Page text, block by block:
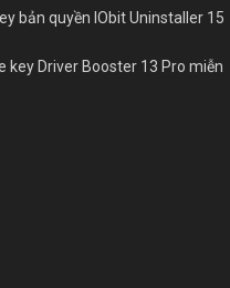
bản quyền IObit Uninstaller 15
key Driver Booster 13 Pro miễn